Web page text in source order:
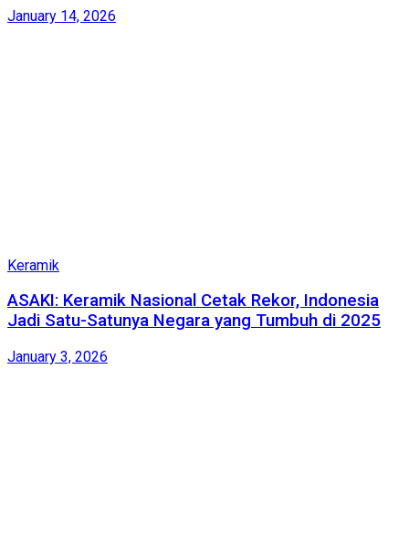
January 14, 2026
Keramik
ASAKI: Keramik Nasional Cetak Rekor, Indonesia
Jadi Satu-Satunya Negara yang Tumbuh di 2025
January 3, 2026